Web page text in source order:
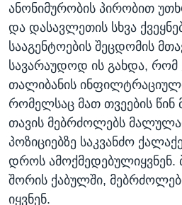
ანონიმურობის პირობით
და დასავლეთის სხვა
სააგენტოების შეცდომის
სავარაუდოდ ის გახდა, რომ
თალიბანის
რომელსაც მათ თვეების წინ
თავის მებრძოლებს
პოზიციებზე საკვანძო
დროს ამოქმედებულიყვნენ.
შორის ქაბულში,
იყვნენ.